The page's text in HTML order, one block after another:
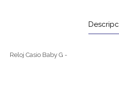
Reloj Casio Baby G -